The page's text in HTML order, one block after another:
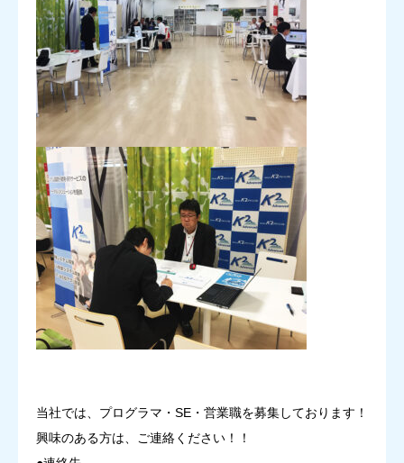
当社では、プログラマ・SE・営業職を募集しております！
興味のある方は、ご連絡ください！！